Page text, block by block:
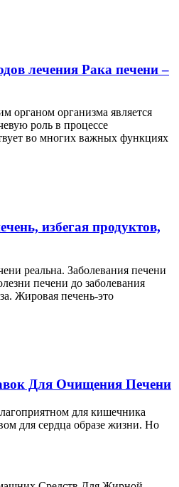
лечения Рака печени –
организма является
роль в процессе
во многих важных функциях
избегая продуктов,
реальна. Заболевания печени
печени до заболевания
Жировая печень-это
Для Очищения Печени
для кишечника
для сердца образе жизни. Но